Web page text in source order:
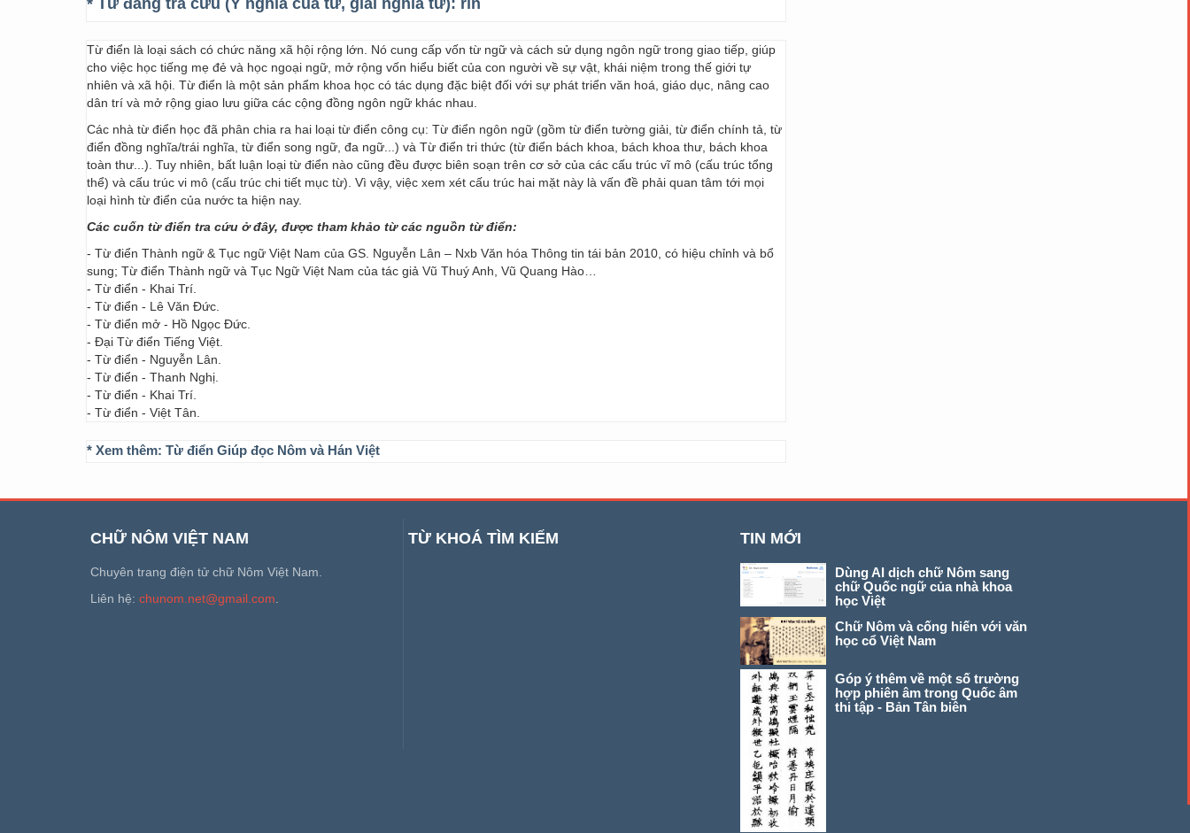
* Từ đang tra cứu (Ý nghĩa của từ, giải nghĩa từ): rỉn
Từ điển là loại sách có chức năng xã hội rộng lớn. Nó cung cấp vốn từ ngữ và cách sử dụng ngôn ngữ trong giao tiếp, giúp
cho việc học tiếng mẹ đẻ và học ngoại ngữ, mở rộng vốn hiểu biết của con người về sự vật, khái niệm trong thế giới tự
nhiên và xã hội. Từ điển là một sản phẩm khoa học có tác dụng đặc biệt đối với sự phát triển văn hoá, giáo dục, nâng cao
dân trí và mở rộng giao lưu giữa các cộng đồng ngôn ngữ khác nhau.
Các nhà từ điển học đã phân chia ra hai loại từ điển công cụ: Từ điển ngôn ngữ (gồm từ điển tường giải, từ điển chính tả, từ
điển đồng nghĩa/trái nghĩa, từ điển song ngữ, đa ngữ...) và Từ điển tri thức (từ điển bách khoa, bách khoa thư, bách khoa
toàn thư...). Tuy nhiên, bất luận loại từ điển nào cũng đều được biên soạn trên cơ sở của các cấu trúc vĩ mô (cấu trúc tổng
thể) và cấu trúc vi mô (cấu trúc chi tiết mục từ). Vì vậy, việc xem xét cấu trúc hai mặt này là vấn đề phải quan tâm tới mọi
loại hình từ điển của nước ta hiện nay.
Các cuốn từ điển tra cứu ở đây, được tham khảo từ các nguồn từ điển:
- Từ điển Thành ngữ & Tục ngữ Việt Nam của GS. Nguyễn Lân – Nxb Văn hóa Thông tin tái bản 2010, có hiệu chỉnh và bổ
sung; Từ điển Thành ngữ và Tục Ngữ Việt Nam của tác giả Vũ Thuý Anh, Vũ Quang Hào…
- Từ điển - Khai Trí.
- Từ điển - Lê Văn Đức.
- Từ điển mở - Hồ Ngọc Đức.
- Đại Từ điển Tiếng Việt.
- Từ điển - Nguyễn Lân.
- Từ điển - Thanh Nghị.
- Từ điển - Khai Trí.
- Từ điển - Việt Tân.
* Xem thêm: Từ điển Giúp đọc Nôm và Hán Việt
CHỮ NÔM VIỆT NAM
Chuyên trang điện tử chữ Nôm Việt Nam.
Liên hệ: chunom.net@gmail.com
TỪ KHOÁ TÌM KIẾM TIN MỚI
Dùng AI dịch chữ Nôm sang
chữ Quốc ngữ của nhà khoa
học Việt
Chữ Nôm và cống hiến với văn
học cổ Việt Nam
Góp ý thêm về một số trường
hợp phiên âm trong Quốc âm
thi tập - Bản Tân biên